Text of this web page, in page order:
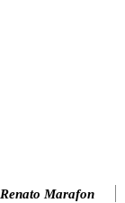
Renato Marafon